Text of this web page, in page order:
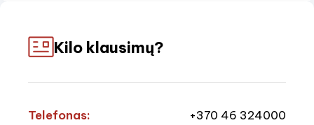
Kilo klausimų?
Telefonas: +370 46 324000